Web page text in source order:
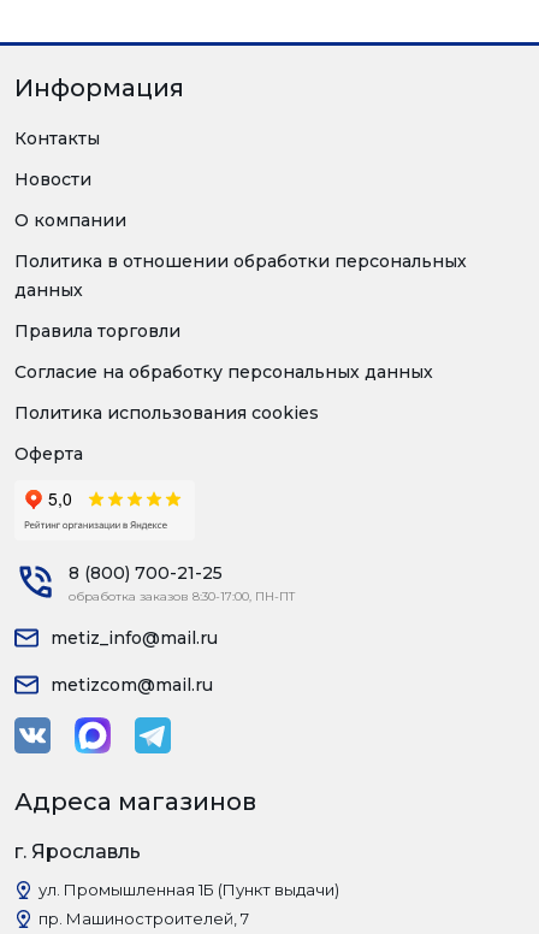
Информация
Контакты
Новости
О компании
Политика в отношении обработки персональных
данных
Правила торговли
Согласие на обработку персональных данных
Политика использования cookies
Оферта
8 (800) 700-21-25
обработка заказов 8:30-17:00, ПН-ПТ
metiz_info@mail.ru
metizcom@mail.ru
Адреса магазинов
г. Ярославль
ул. Промышленная 1Б (Пункт выдачи)
пр. Машиностроителей, 7